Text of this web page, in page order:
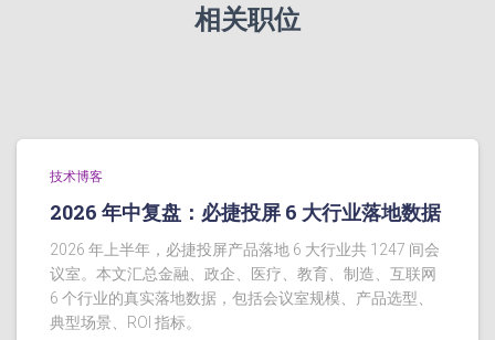
相关职位
技术博客
2026 年中复盘：必捷投屏 6 大行业落地数据
2026 年上半年，必捷投屏产品落地 6 大行业共 1247 间会
议室。本文汇总金融、政企、医疗、教育、制造、互联网
6 个行业的真实落地数据，包括会议室规模、产品选型、
典型场景、ROI 指标。